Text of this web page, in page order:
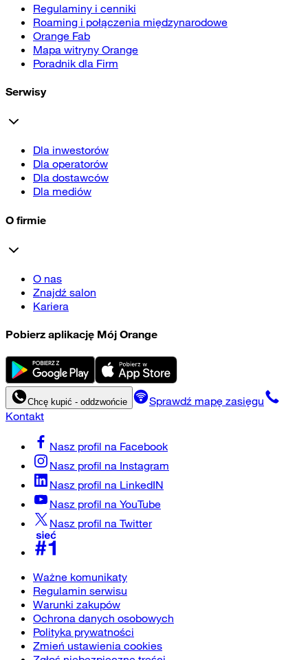
Regulaminy i cenniki
Roaming i połączenia międzynarodowe
Orange Fab
Mapa witryny Orange
Poradnik dla Firm
Serwisy
Dla inwestorów
Dla operatorów
Dla dostawców
Dla mediów
O firmie
O nas
Znajdź salon
Kariera
Pobierz aplikację Mój Orange
Chcę kupić - oddzwońcie
Sprawdź mapę zasięgu
Kontakt
Nasz profil na Facebook
Nasz profil na Instagram
Nasz profil na LinkedIN
Nasz profil na YouTube
Nasz profil na Twitter
Ważne komunikaty
Regulamin serwisu
Warunki zakupów
Ochrona danych osobowych
Polityka prywatności
Zmień ustawienia cookies